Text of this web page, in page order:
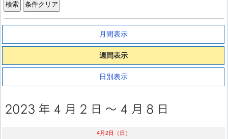
月間表示
週間表示
日別表示
4月2日（日）